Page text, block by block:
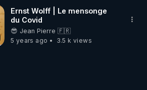
Ernst Wolff | Le mensonge
du Covid
😎 Jean Pierre 🇫🇷
5 years ago
3.5 k views